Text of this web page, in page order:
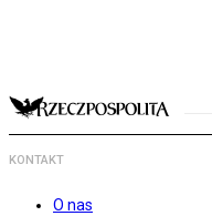
KONTAKT
O nas